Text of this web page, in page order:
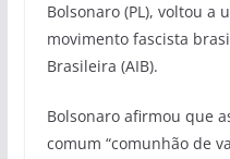
Bolsonaro (PL), voltou a
movimento fascista
Brasileira (AIB).
Bolsonaro afirmou que
comum “comunhão de